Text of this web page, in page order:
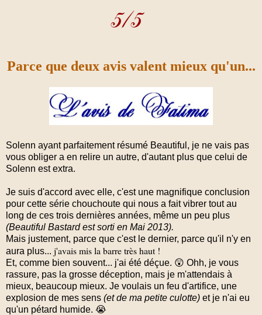
Parce que deux avis valent mieux qu'un...
Solenn ayant parfaitement résumé Beautiful, je ne vais pas
vous obliger a en relire un autre, d'autant plus que celui de
Solenn est extra.
Je suis d'accord avec elle, c'est une magnifique conclusion
pour cette série chouchoute qui nous a fait vibrer tout au
long de ces trois dernières années, même un peu plus
(Beautiful Bastard est sorti en Mai 2013).
Mais justement, parce que c'est le dernier, parce qu'il n'y en
aura plus... j'avais mis la barre très haut !
Et, comme bien souvent... j'ai été déçue. 😲 Ohh, je vous
rassure, pas la grosse déception, mais je m'attendais à
mieux, beaucoup mieux. Je voulais un feu d'artifice, une
explosion de mes sens (et de ma petite culotte) et je n'ai eu
qu'un pétard humide. 😭